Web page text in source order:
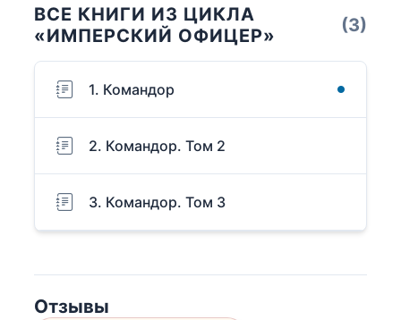
ВСЕ КНИГИ ИЗ ЦИКЛА
«ИМПЕРСКИЙ ОФИЦЕР»
(3)
1. Командор
2. Командор. Том 2
3. Командор. Том 3
Отзывы